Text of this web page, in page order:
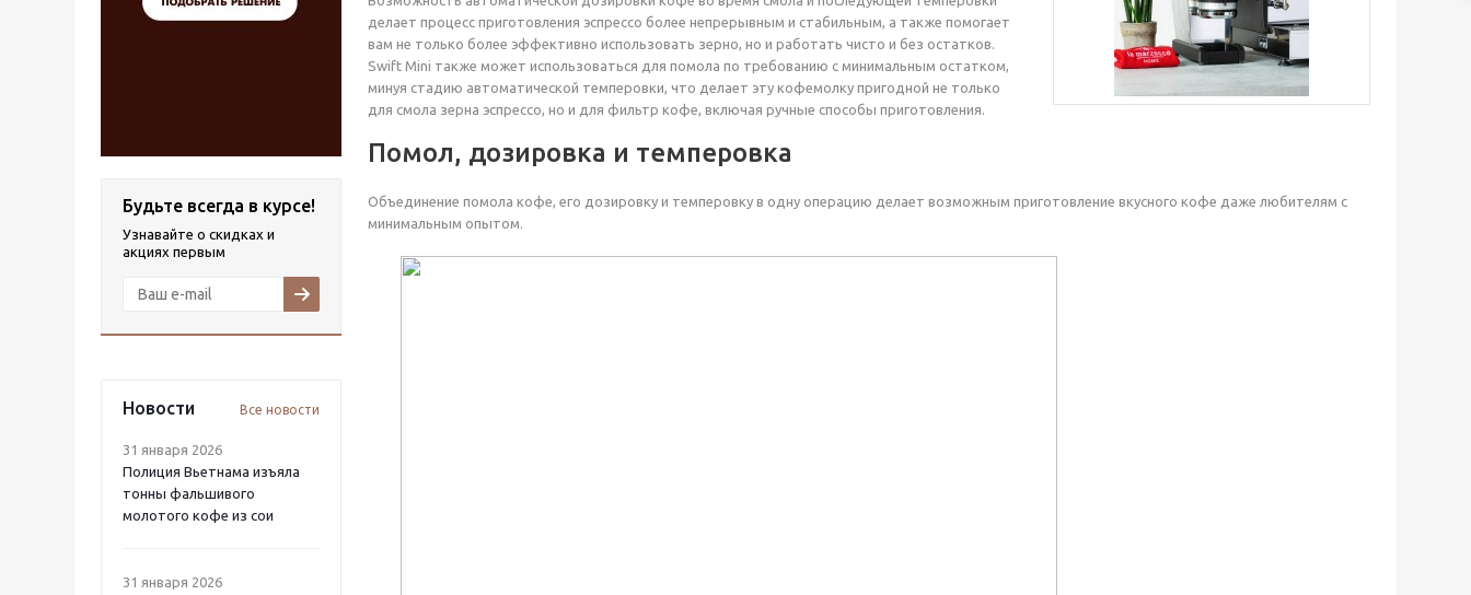
Будьте всегда в курсе!
Узнавайте о скидках и
акциях первым
Новости Все новости
31 января 2026
Полиция Вьетнама изъяла
тонны фальшивого
молотого кофе из сои
31 января 2026
делает процесс приготовления эспрессо более непрерывным и стабильным, а также помогает
вам не только более эффективно использовать зерно, но и работать чисто и без остатков.
Swift Mini также может использоваться для помола по требованию с минимальным остатком,
минуя стадию автоматической темперовки, что делает эту кофемолку пригодной не только
для смола зерна эспрессо, но и для фильтр кофе, включая ручные способы приготовления.
Помол, дозировка и темперовка
Объединение помола кофе, его дозировку и темперовку в одну операцию делает возможным приготовление вкусного кофе даже любителям с
минимальным опытом.